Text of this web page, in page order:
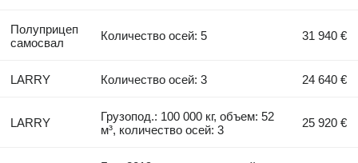
Полуприцеп
самосвал
Количество осей: 5 31 940 €
LARRY Количество осей: 3 24 640 €
LARRY
Грузопод.: 100 000 кг, объем: 52
м³, количество осей: 3
25 920 €